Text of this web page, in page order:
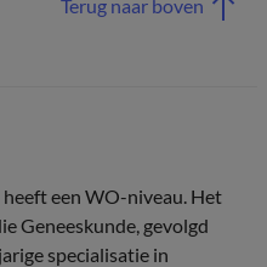
Terug naar boven
een WO-niveau. Het
Geneeskunde, gevolgd
specialisatie in